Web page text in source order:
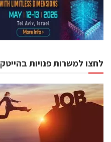
לחצו למשרות פנויות בהייטק